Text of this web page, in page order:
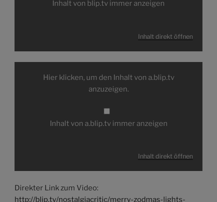
Inhalt von blip.tv immer anzeigen
Inhalt direkt öffnen
Inhalt
Hier klicken, um den Inhalt von a.blip.tv
anzuzeigen.
Inhalt von a.blip.tv immer anzeigen
Inhalt direkt öffnen
Direkter Link zum Video:
http://blip.tv/nostalgiacritic/merry-zodmas-lights-